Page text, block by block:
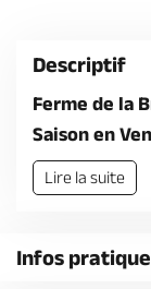
Brochures & Cartes
Descriptif
Ferme de la
Saison en
Lire la suite
Infos